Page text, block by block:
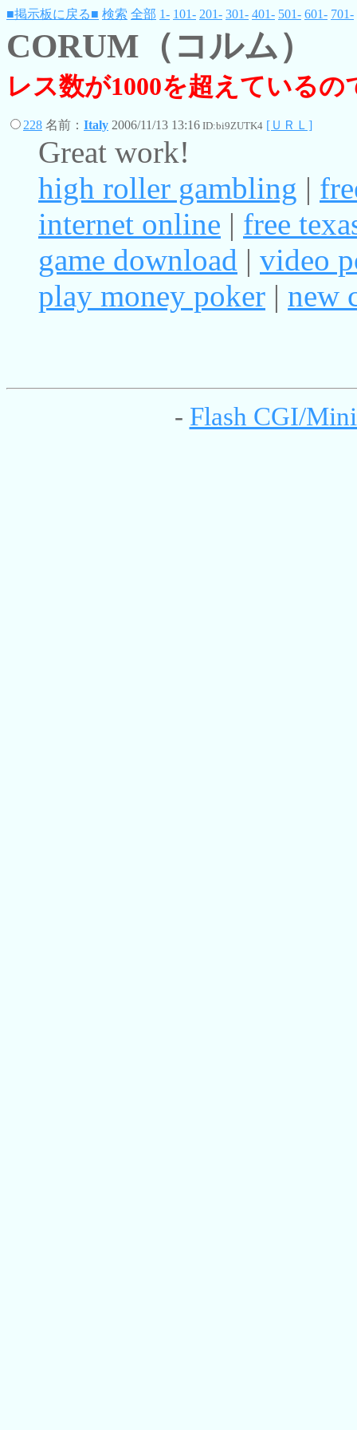
■掲示板に戻る■ 検索 全部 1- 101- 201- 301- 401- 501- 601- 701-
CORUM（コルム）
レス数が1000を超えている
228 名前： Italy 2006/11/13 13:16 ID:bi9ZUTK4 [ＵＲＬ]
Great work!
high roller gambling |
internet online | free
game download | video
play money poker | new
- Flash CGI/